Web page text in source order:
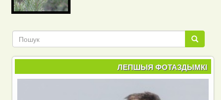
Пошук
Пошук
ЛЕПШЫЯ ФОТАЗДЫМКІ